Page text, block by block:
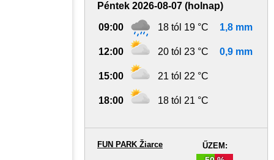
Péntek 2026-08-07 (holnap)
09:00 18 tól 19 °C 1,8 mm
12:00 20 tól 23 °C 0,9 mm
15:00 21 tól 22 °C
18:00 18 tól 21 °C
ŰZEM:
FUN PARK Žiarce